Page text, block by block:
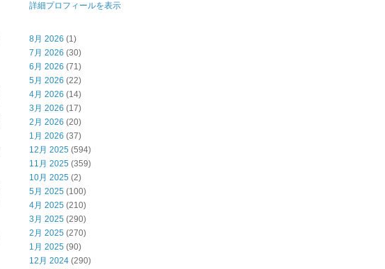
詳細プロフィールを表示
8月 2026 (1)
7月 2026 (30)
6月 2026 (71)
5月 2026 (22)
4月 2026 (14)
3月 2026 (17)
2月 2026 (20)
1月 2026 (37)
12月 2025 (594)
11月 2025 (359)
10月 2025 (2)
5月 2025 (100)
4月 2025 (210)
3月 2025 (290)
2月 2025 (270)
1月 2025 (90)
12月 2024 (290)